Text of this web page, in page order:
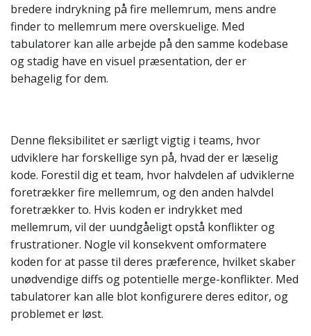
bredere indrykning på fire mellemrum, mens andre
finder to mellemrum mere overskuelige. Med
tabulatorer kan alle arbejde på den samme kodebase
og stadig have en visuel præsentation, der er
behagelig for dem.
Denne fleksibilitet er særligt vigtig i teams, hvor
udviklere har forskellige syn på, hvad der er læselig
kode. Forestil dig et team, hvor halvdelen af udviklerne
foretrækker fire mellemrum, og den anden halvdel
foretrækker to. Hvis koden er indrykket med
mellemrum, vil der uundgåeligt opstå konflikter og
frustrationer. Nogle vil konsekvent omformatere
koden for at passe til deres præference, hvilket skaber
unødvendige diffs og potentielle merge-konflikter. Med
tabulatorer kan alle blot konfigurere deres editor, og
problemet er løst.